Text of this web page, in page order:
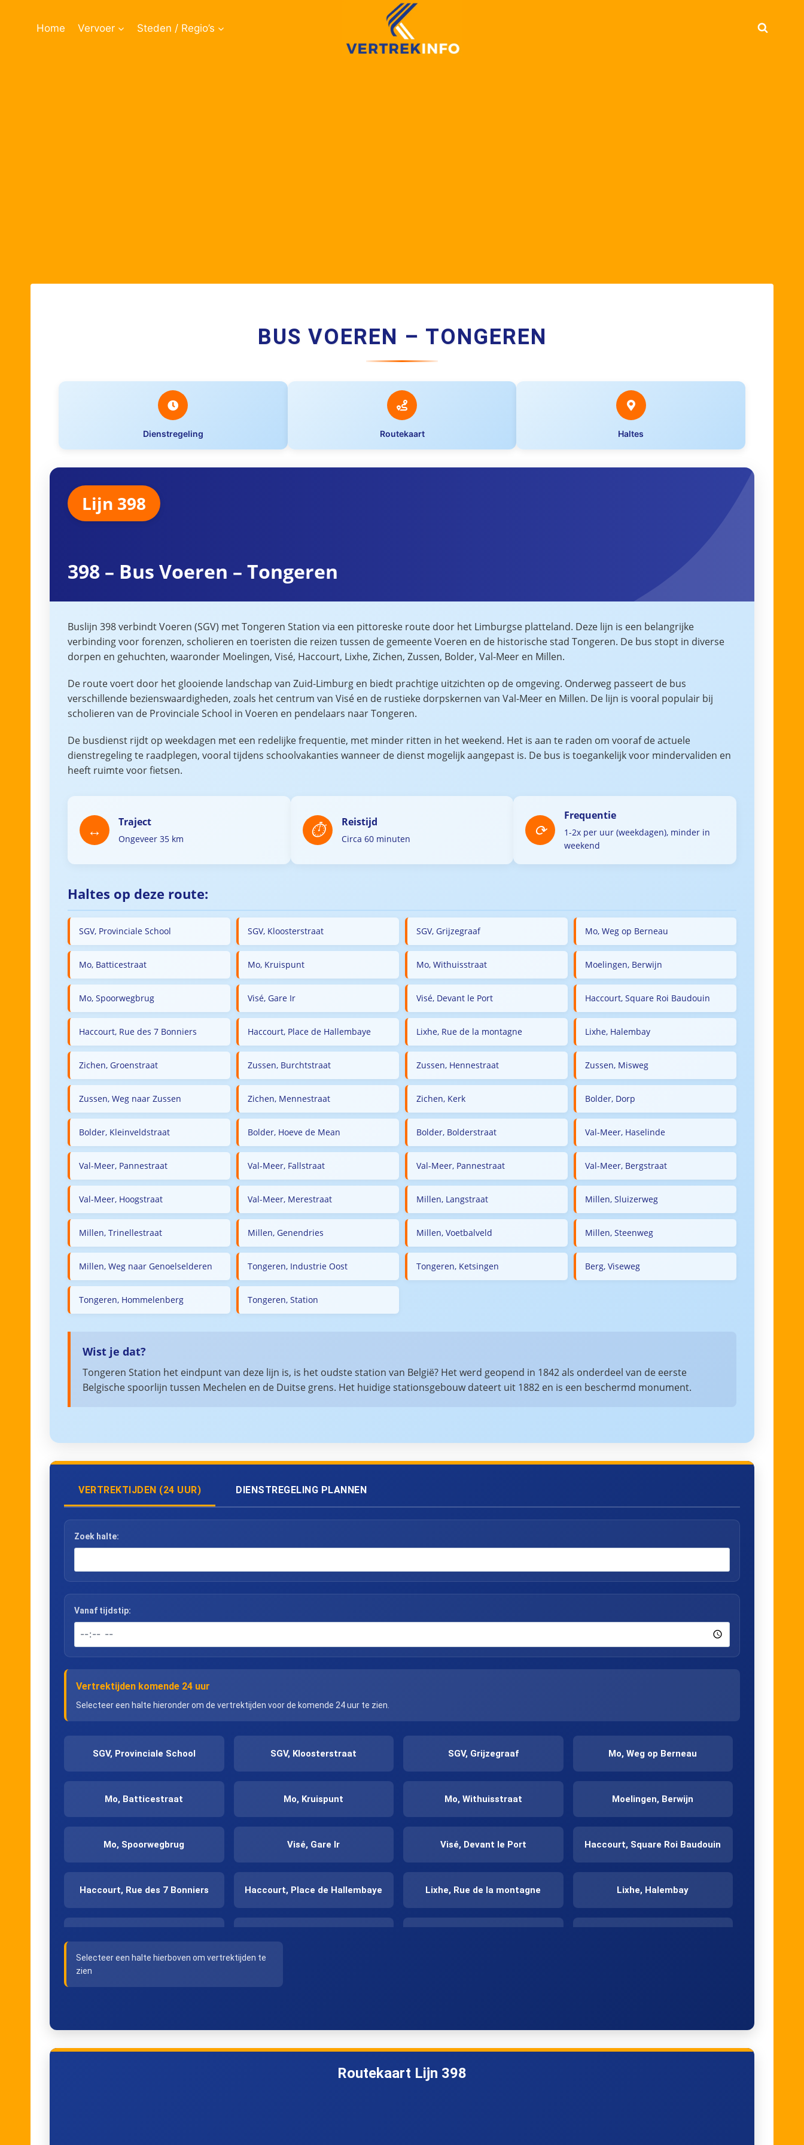
Home Vervoer Steden / Regio’s
BUS VOEREN – TONGEREN
Dienstregeling Routekaart Haltes
Lijn 398
398 – Bus Voeren – Tongeren
Buslijn 398 verbindt Voeren (SGV) met Tongeren Station via een pittoreske route door het Limburgse platteland. Deze lijn is een belangrijke
verbinding voor forenzen, scholieren en toeristen die reizen tussen de gemeente Voeren en de historische stad Tongeren. De bus stopt in diverse
dorpen en gehuchten, waaronder Moelingen, Visé, Haccourt, Lixhe, Zichen, Zussen, Bolder, Val-Meer en Millen.
De route voert door het glooiende landschap van Zuid-Limburg en biedt prachtige uitzichten op de omgeving. Onderweg passeert de bus
verschillende bezienswaardigheden, zoals het centrum van Visé en de rustieke dorpskernen van Val-Meer en Millen. De lijn is vooral populair bij
scholieren van de Provinciale School in Voeren en pendelaars naar Tongeren.
De busdienst rijdt op weekdagen met een redelijke frequentie, met minder ritten in het weekend. Het is aan te raden om vooraf de actuele
dienstregeling te raadplegen, vooral tijdens schoolvakanties wanneer de dienst mogelijk aangepast is. De bus is toegankelijk voor mindervaliden en
heeft ruimte voor fietsen.
Traject
Ongeveer 35 km
Reistijd
Circa 60 minuten
Frequentie
1-2x per uur (weekdagen), minder in
weekend
Haltes op deze route:
SGV, Provinciale School SGV, Kloosterstraat SGV, Grijzegraaf Mo, Weg op Berneau
Mo, Batticestraat Mo, Kruispunt Mo, Withuisstraat Moelingen, Berwijn
Mo, Spoorwegbrug Visé, Gare Ir Visé, Devant le Port Haccourt, Square Roi Baudouin
Haccourt, Rue des 7 Bonniers Haccourt, Place de Hallembaye Lixhe, Rue de la montagne Lixhe, Halembay
Zichen, Groenstraat Zussen, Burchtstraat Zussen, Hennestraat Zussen, Misweg
Zussen, Weg naar Zussen Zichen, Mennestraat Zichen, Kerk Bolder, Dorp
Bolder, Kleinveldstraat Bolder, Hoeve de Mean Bolder, Bolderstraat Val-Meer, Haselinde
Val-Meer, Pannestraat Val-Meer, Fallstraat Val-Meer, Pannestraat Val-Meer, Bergstraat
Val-Meer, Hoogstraat Val-Meer, Merestraat Millen, Langstraat Millen, Sluizerweg
Millen, Trinellestraat Millen, Genendries Millen, Voetbalveld Millen, Steenweg
Millen, Weg naar Genoelselderen Tongeren, Industrie Oost Tongeren, Ketsingen Berg, Viseweg
Tongeren, Hommelenberg Tongeren, Station
Wist je dat?
Tongeren Station het eindpunt van deze lijn is, is het oudste station van België? Het werd geopend in 1842 als onderdeel van de eerste
Belgische spoorlijn tussen Mechelen en de Duitse grens. Het huidige stationsgebouw dateert uit 1882 en is een beschermd monument.
VERTREKTIJDEN (24 UUR) DIENSTREGELING PLANNEN
Zoek halte:
Vanaf tijdstip:
Vertrektijden komende 24 uur
Selecteer een halte hieronder om de vertrektijden voor de komende 24 uur te zien.
SGV, Provinciale School SGV, Kloosterstraat SGV, Grijzegraaf Mo, Weg op Berneau
Mo, Batticestraat Mo, Kruispunt Mo, Withuisstraat Moelingen, Berwijn
Mo, Spoorwegbrug Visé, Gare Ir Visé, Devant le Port Haccourt, Square Roi Baudouin
Haccourt, Rue des 7 Bonniers Haccourt, Place de Hallembaye Lixhe, Rue de la montagne Lixhe, Halembay
Val-Meer, Fallstraat Val-Meer, Bergstraat
Selecteer een halte hierboven om vertrektijden te
zien
Routekaart Lijn 398